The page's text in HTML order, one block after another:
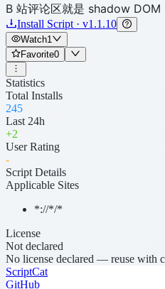
B 站评论区就是 shadow DOM
Install Script · v1.1.10
Watch1
Favorite0
Statistics
Total Installs
245
Last 24h
+2
User Rating
-
Script Details
Applicable Sites
*://*/*
License
Not declared
No license declared — reuse with
ScriptCat
GitHub